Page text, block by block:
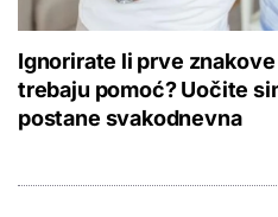
Ignorirate li prve
trebaju pomoć? Uočite
postane svakodnevna